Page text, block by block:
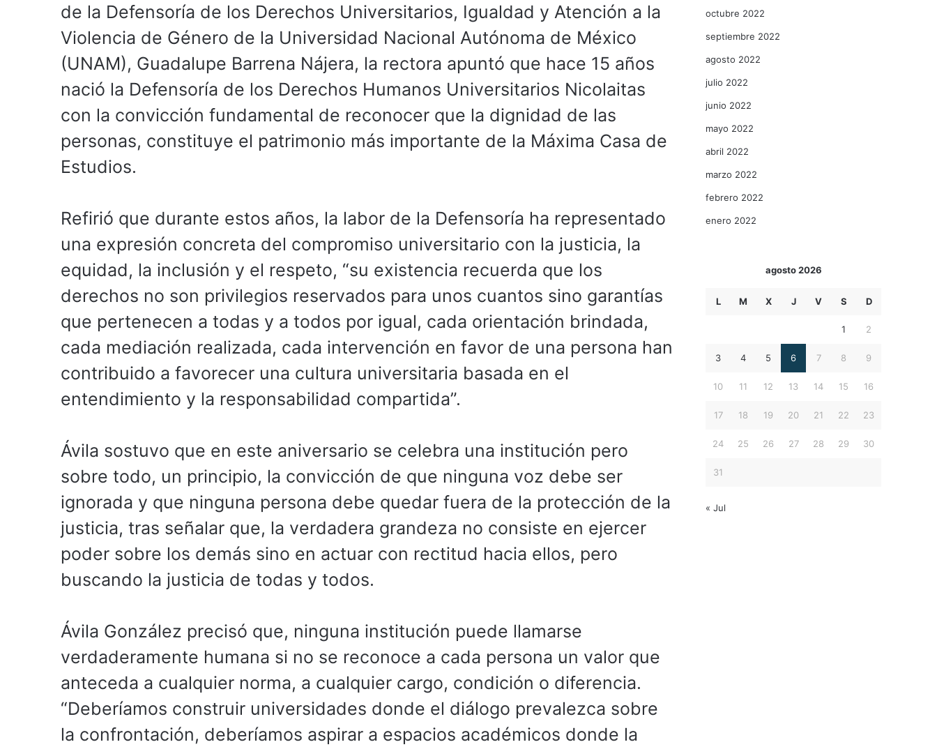
de la Defensoría de los Derechos Universitarios, Igualdad y Atención a la
Violencia de Género de la Universidad Nacional Autónoma de México
(UNAM), Guadalupe Barrena Nájera, la rectora apuntó que hace 15 años
nació la Defensoría de los Derechos Humanos Universitarios Nicolaitas
con la convicción fundamental de reconocer que la dignidad de las
personas, constituye el patrimonio más importante de la Máxima Casa de
Estudios.
Refirió que durante estos años, la labor de la Defensoría ha representado
una expresión concreta del compromiso universitario con la justicia, la
equidad, la inclusión y el respeto, “su existencia recuerda que los
derechos no son privilegios reservados para unos cuantos sino garantías
que pertenecen a todas y a todos por igual, cada orientación brindada,
cada mediación realizada, cada intervención en favor de una persona han
contribuido a favorecer una cultura universitaria basada en el
entendimiento y la responsabilidad compartida”.
Ávila sostuvo que en este aniversario se celebra una institución pero
sobre todo, un principio, la convicción de que ninguna voz debe ser
ignorada y que ninguna persona debe quedar fuera de la protección de la
justicia, tras señalar que, la verdadera grandeza no consiste en ejercer
poder sobre los demás sino en actuar con rectitud hacia ellos, pero
buscando la justicia de todas y todos.
Ávila González precisó que, ninguna institución puede llamarse
verdaderamente humana si no se reconoce a cada persona un valor que
anteceda a cualquier norma, a cualquier cargo, condición o diferencia.
“Deberíamos construir universidades donde el diálogo prevalezca sobre
la confrontación, deberíamos aspirar a espacios académicos donde la
octubre 2022
septiembre 2022
agosto 2022
julio 2022
junio 2022
mayo 2022
abril 2022
marzo 2022
febrero 2022
enero 2022
agosto 2026
L M X J V S D
1 2
3 4 5 6 7 8 9
10 11 12 13 14 15 16
17 18 19 20 21 22 23
24 25 26 27 28 29 30
31
« Jul